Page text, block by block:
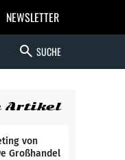
NEWSLETTER
search SUCHE
Artikel
von
Großhandel